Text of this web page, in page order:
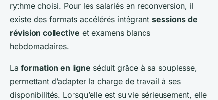
rythme choisi. Pour les salariés en reconversion, il
existe des formats accélérés intégrant sessions de
révision collective et examens blancs
hebdomadaires.
La formation en ligne séduit grâce à sa souplesse,
permettant d’adapter la charge de travail à ses
disponibilités. Lorsqu’elle est suivie sérieusement, elle